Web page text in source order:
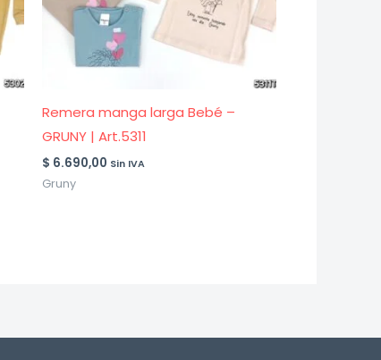
Remera manga larga Bebé –
GRUNY | Art.5311
$ 6.690,00 Sin IVA
Gruny